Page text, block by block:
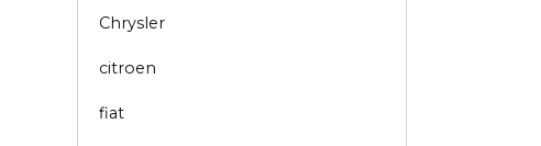
Chrysler
citroen
fiat